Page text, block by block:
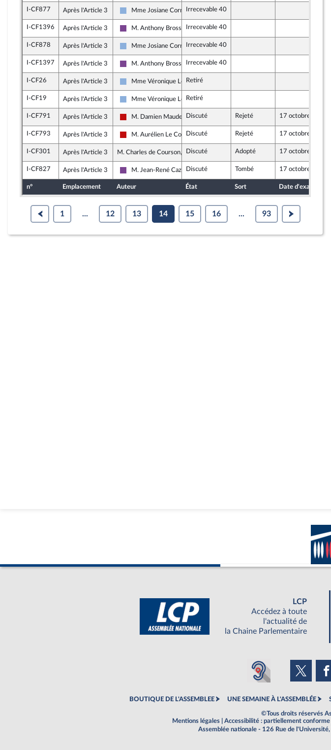
I-CF877 Après l'Article 3
Droite Républicaine
Mme Josiane CorneloupIrrecevable 40
I-CF1396 Après l'Article 3
Ensemble pour la République
M. Anthony Brosse Irrecevable 40
I-CF878 Après l'Article 3
Droite Républicaine
Mme Josiane CorneloupIrrecevable 40
I-CF1397 Après l'Article 3
Ensemble pour la République
M. Anthony Brosse Irrecevable 40
I-CF26 Après l'Article 3
Droite Républicaine
Mme Véronique Louwagie
Retiré
I-CF19 Après l'Article 3
Droite Républicaine
Mme Véronique Louwagie
Retiré
I-CF791 Après l'Article 3
La France insoumise - Nouveau Front Populaire
M. Damien Maudet Discuté Rejeté 17 octobre 2024
I-CF793 Après l'Article 3
La France insoumise - Nouveau Front Populaire
M. Aurélien Le Coq Discuté Rejeté 17 octobre 2024
I-CF301 Après l'Article 3 M. Charles de Courson, rapporteur
Discuté Adopté 17 octobre 2024
I-CF827 Après l'Article 3
Ensemble pour la République
M. Jean-René Cazeneuve
Discuté Tombé 17 octobre 2024
n° Emplacement Auteur État Sort Date d'examen
1 ... 12 13 14 15 16 ... 93
LCP
Accédez à toute
l'actualité de
la Chaine Parlementaire
BOUTIQUE DE L'ASSEMBLEE UNE SEMAINE À L'ASSEMBLÉE
©Tous droits réservés
Mentions légales
Accessibilité : partiellement conforme
Assemblée nationale - 126 Rue de